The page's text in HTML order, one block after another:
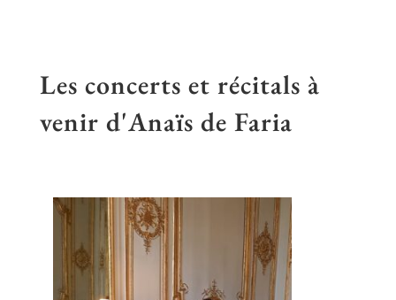
Les concerts et récitals à
venir d'Anaïs de Faria